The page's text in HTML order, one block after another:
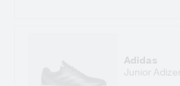
Adidas
Junior